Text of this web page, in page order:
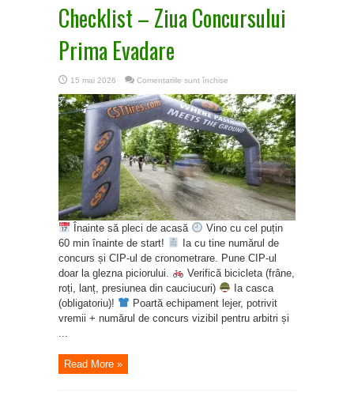
Checklist – Ziua Concursului
Prima Evadare
15 mai 2026 Comentariile sunt închise
–
Ziua
Concursului
Prima
Evadare
Înainte să pleci de acasă
Vino cu cel puțin
60 min înainte de start!
Ia cu tine numărul de
concurs și CIP-ul de cronometrare. Pune CIP-ul
doar la glezna piciorului.
Verifică bicicleta (frâne,
roți, lanț, presiunea din cauciucuri)
Ia casca
(obligatoriu)!
Poartă echipament lejer, potrivit
vremii + numărul de concurs vizibil pentru arbitri și
Read More »